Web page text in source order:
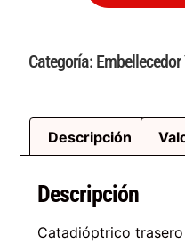
Categoría:
Descripción
Descripción
Catadióptrico